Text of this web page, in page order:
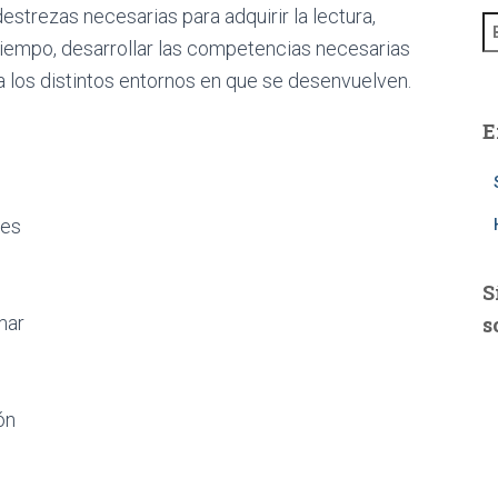
necesarias para adquirir la lectura,
desarrollar las competencias necesarias
distintos entornos en que se desenvuelven.
u
a